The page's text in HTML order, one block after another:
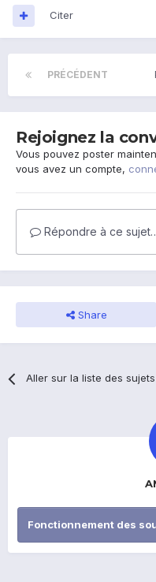
Citer
PRÉCÉDENT
Rejoignez la
Vous pouvez poster
vous avez un compte,
Répondre à ce
Share
Aller sur la liste des sujets
Fonctionnement des